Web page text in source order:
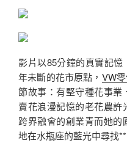
影片以85分鐘的真實記
年未斷的花市原點， VW
節故事：有堅守種花事
賣花浪漫記憶的老花農
跨界融會的創業青而她
地在水瓶座的藍光中尋找